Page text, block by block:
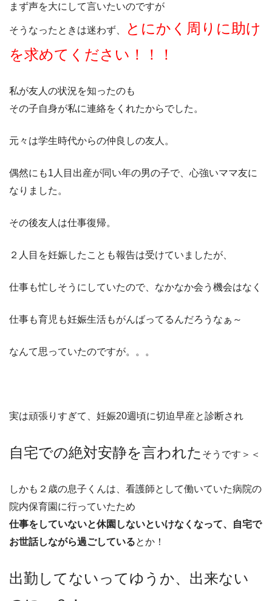
まず声を大にして言いたいのですが
そうなったときは迷わず、
とにかく周りに助け
を求めてください！！！
私が友人の状況を知ったのも
その子自身が私に連絡をくれたからでした。
元々は学生時代からの仲良しの友人。
偶然にも1人目出産が同い年の男の子で、心強いママ友に
なりました。
その後友人は仕事復帰。
２人目を妊娠したことも報告は受けていましたが、
仕事も忙しそうにしていたので、なかなか会う機会はなく
仕事も育児も妊娠生活もがんばってるんだろうなぁ～
なんて思っていたのですが。。。
実は頑張りすぎて、妊娠20週頃に切迫早産と診断され
自宅での絶対安静を言われた そうです＞＜
しかも２歳の息子くんは、看護師として働いていた病院の
院内保育園に行っていたため
仕事をしていないと休園しないといけなくなって、自宅で
お世話しながら過ごしているとか！
出勤してないってゆうか、出来ない